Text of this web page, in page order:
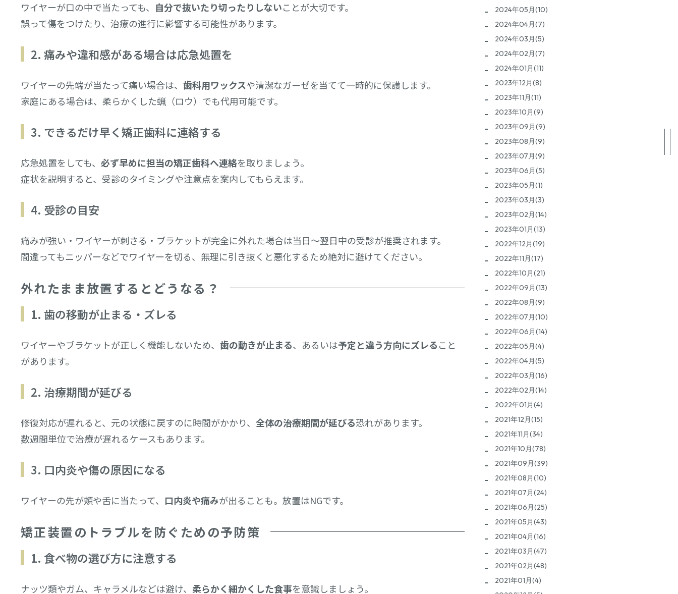
ワイヤーが口の中で当たっても、 自分で抜いたり切ったりしないことが大切です。
誤って傷をつけたり、治療の進行に影響する可能性があります。
2. 痛みや違和感がある場合は応急処置を
ワイヤーの先端が当たって痛い場合は、歯科用ワックスや清潔なガーゼを当てて一時的に保護します。
家庭にある場合は、柔らかくした蝋（ロウ）でも代用可能です。
3. できるだけ早く矯正歯科に連絡する
応急処置をしても、必ず早めに担当の矯正歯科へ連絡を取りましょう。
症状を説明すると、受診のタイミングや注意点を案内してもらえます。
4. 受診の目安
痛みが強い・ワイヤーが刺さる・ブラケットが完全に外れた場合は当日〜翌日中の受診が推奨されます。
間違ってもニッパーなどでワイヤーを切る、無理に引き抜くと悪化するため絶対に避けてください。
外れたまま放置するとどうなる？
1. 歯の移動が止まる・ズレる
ワイヤーやブラケットが正しく機能しないため、歯の動きが止まる、あるいは予定と違う方向にズレること
があります。
2. 治療期間が延びる
修復対応が遅れると、元の状態に戻すのに時間がかかり、全体の治療期間が延びる恐れがあります。
数週間単位で治療が遅れるケースもあります。
3. 口内炎や傷の原因になる
ワイヤーの先が頬や舌に当たって、 口内炎や痛みが出ることも。放置はNGです。
矯正装置のトラブルを防ぐための予防策
1. 食べ物の選び方に注意する
ナッツ類やガム、キャラメルなどは避け、 柔らかく細かくした食事を意識しましょう。
2024年05月(10)
2024年04月(7)
2024年03月(5)
2024年02月(7)
2024年01月(11)
2023年12月(8)
2023年11月(11)
2023年10月(9)
2023年09月(9)
2023年08月(9)
2023年07月(9)
2023年06月(5)
2023年05月(1)
2023年03月(3)
2023年02月(14)
2023年01月(13)
2022年12月(19)
2022年11月(17)
2022年10月(21)
2022年09月(13)
2022年08月(9)
2022年07月(10)
2022年06月(14)
2022年05月(4)
2022年04月(5)
2022年03月(16)
2022年02月(14)
2022年01月(4)
2021年12月(15)
2021年11月(34)
2021年10月(78)
2021年09月(39)
2021年08月(10)
2021年07月(24)
2021年06月(25)
2021年05月(43)
2021年04月(16)
2021年03月(47)
2021年02月(48)
2021年01月(4)